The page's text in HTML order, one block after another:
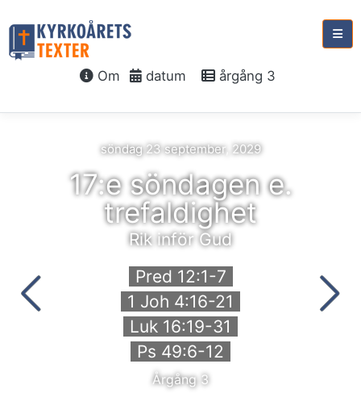
Om datum årgång 3
söndag 23 september, 2029
17:e söndagen e.
trefaldighet
Rik inför Gud
Pred 12:1-7
1 Joh 4:16-21
Luk 16:19-31
Ps 49:6-12
Årgång 3